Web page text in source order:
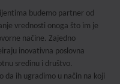
budemo partner od
vrednosti onoga što im je
načine. Zajedno
inovativna poslovna
sredinu i društvo.
da ih ugradimo u način na koji